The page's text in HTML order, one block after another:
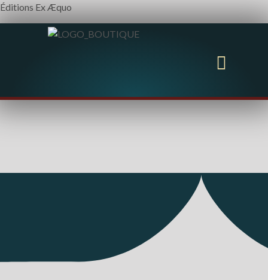
Éditions Ex Æquo